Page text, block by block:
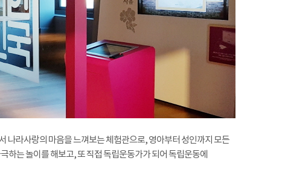
나라사랑의 마음을 느껴보는 체험관으로, 영아부터 성인까지 모든
하는 놀이를 해보고, 또 직접 독립운동가가 되어 독립운동에